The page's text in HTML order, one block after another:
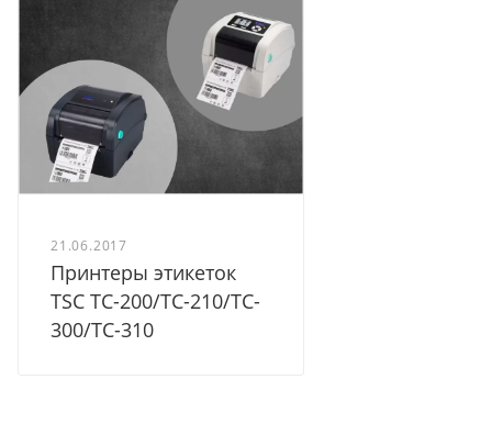
21.06.2017
Принтеры этикеток
TSC TС-200/TC-210/TC-
300/TC-310